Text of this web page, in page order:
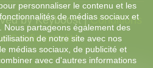
by Keyboost |Conditions
Confidentialité
personnaliser le contenu et les
de médias sociaux et
Nous partageons également des
de notre site avec nos
médias sociaux, de publicité et
avec d'autres informations